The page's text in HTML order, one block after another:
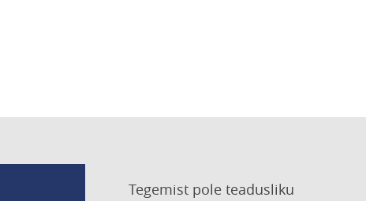
Tegemist pole teadusliku